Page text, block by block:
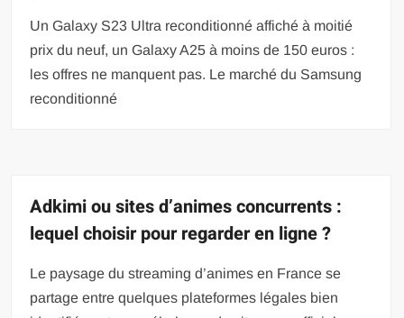
Un Galaxy S23 Ultra reconditionné affiché à moitié
prix du neuf, un Galaxy A25 à moins de 150 euros :
les offres ne manquent pas. Le marché du Samsung
reconditionné
Adkimi ou sites d’animes concurrents :
lequel choisir pour regarder en ligne ?
Le paysage du streaming d’animes en France se
partage entre quelques plateformes légales bien